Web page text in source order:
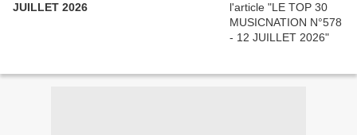
JUILLET 2026